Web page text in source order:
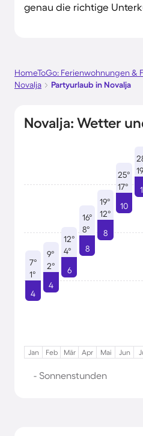
genau die richtige
HomeToGo: Ferienwohnungen &
Novalja
Partyurlaub in Novalja
Novalja: Wetter
7°
1°
4
9°
2°
4
12°
4°
6
16°
8°
8
19°
12°
8
25°
17°
10
Jan Feb Mär Apr Mai Jun
- Sonnenstunden